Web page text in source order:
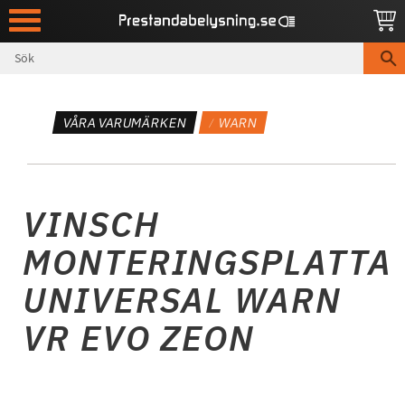
Meny
VÅRA VARUMÄRKEN WARN
VINSCH
MONTERINGSPLATTA
UNIVERSAL WARN
VR EVO ZEON